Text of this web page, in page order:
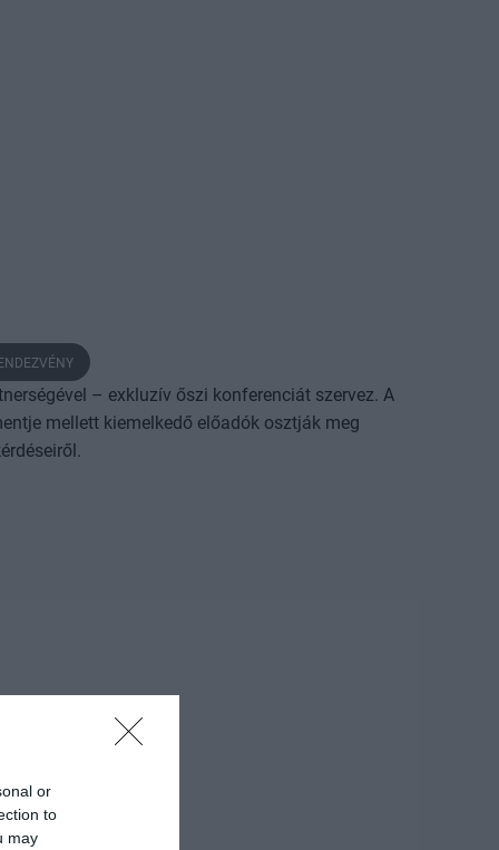
or
to
may
– exkluzív őszi konferenciát szervez. A
mellett kiemelkedő előadók osztják meg